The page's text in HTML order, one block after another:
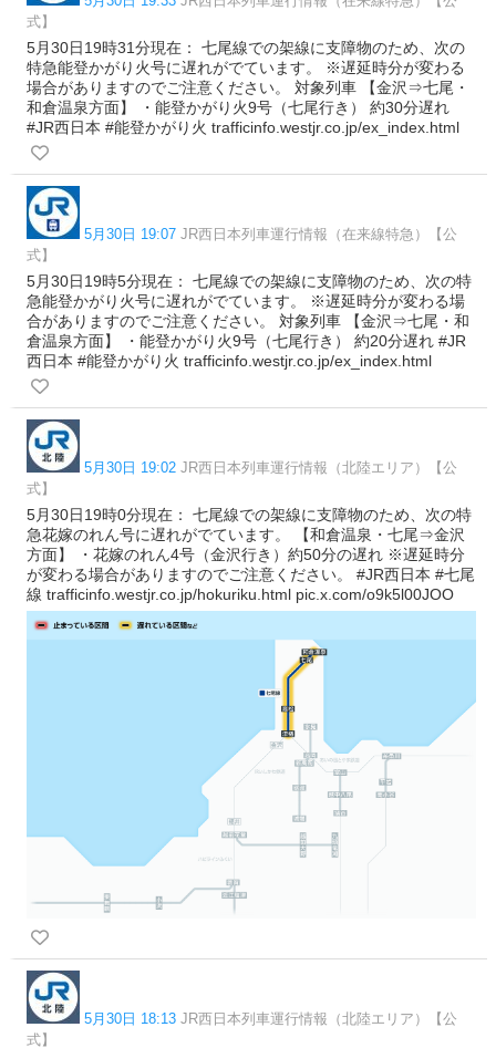
式】
5月30日19時31分現在： 七尾線での架線に支障物のため、次の
特急能登かがり火号に遅れがでています。 ※遅延時分が変わる
場合がありますのでご注意ください。 対象列車 【金沢⇒七尾・
和倉温泉方面】 ・能登かがり火9号（七尾行き） 約30分遅れ
#JR西日本 #能登かがり火 trafficinfo.westjr.co.jp/ex_index.html
5月30日 19:07 JR西日本列車運行情報（在来線特急）【公
式】
5月30日19時5分現在： 七尾線での架線に支障物のため、次の特
急能登かがり火号に遅れがでています。 ※遅延時分が変わる場
合がありますのでご注意ください。 対象列車 【金沢⇒七尾・和
倉温泉方面】 ・能登かがり火9号（七尾行き） 約20分遅れ #JR
西日本 #能登かがり火 trafficinfo.westjr.co.jp/ex_index.html
5月30日 19:02 JR西日本列車運行情報（北陸エリア）【公
式】
5月30日19時0分現在： 七尾線での架線に支障物のため、次の特
急花嫁のれん号に遅れがでています。 【和倉温泉・七尾⇒金沢
方面】 ・花嫁のれん4号（金沢行き）約50分の遅れ ※遅延時分
が変わる場合がありますのでご注意ください。 #JR西日本 #七尾
線 trafficinfo.westjr.co.jp/hokuriku.html pic.x.com/o9k5l00JOO
5月30日 18:13 JR西日本列車運行情報（北陸エリア）【公
式】